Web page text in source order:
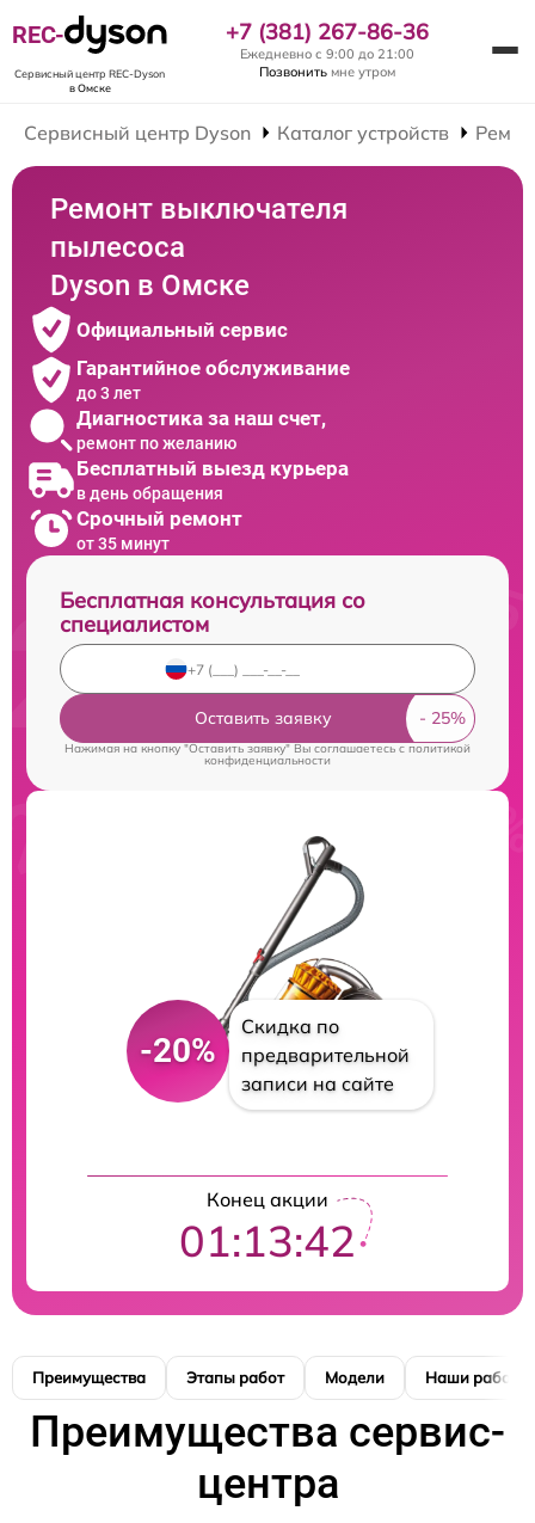
REC-
Сервисный центр REC-Dyson
в Омске
+7 (381) 267-86-36
Ежедневно с 9:00 до 21:00
Позвонить мне утром
Сервисный центр Dyson Каталог устройств
Ремонт выключателя
пылесоса
Dyson в Омске
Официальный сервис
Гарантийное обслуживание
до 3 лет
Диагностика за наш счет,
ремонт по желанию
Бесплатный выезд курьера
в день обращения
Срочный ремонт
от 35 минут
Бесплатная консультация со
специалистом
Оставить заявку
Нажимая на кнопку "Оставить заявку" Вы соглашаетесь cполитикой
конфиденциальности
-20%
Скидка по
предварительной
записи на сайте
Конец акции
01:13:41
Преимущества Этапы работ Модели Наши работы
Преимущества сервис-
центра